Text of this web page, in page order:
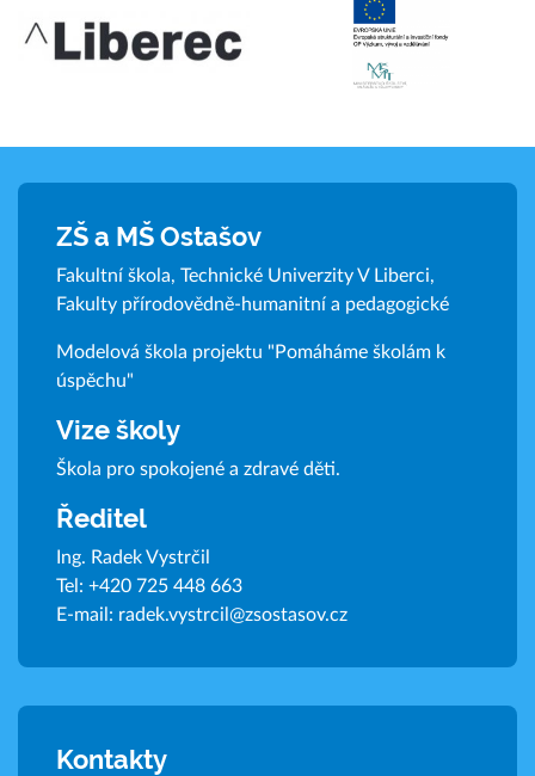
ZŠ a MŠ Ostašov
Fakultní škola, Technické Univerzity V Liberci,
Fakulty přírodovědně-humanitní a pedagogické
Modelová škola projektu "Pomáháme školám k
úspěchu"
Vize školy
Škola pro spokojené a zdravé děti.
Ředitel
Ing. Radek Vystrčil
Tel: +420 725 448 663
E-mail: radek.vystrcil@zsostasov.cz
Kontakty